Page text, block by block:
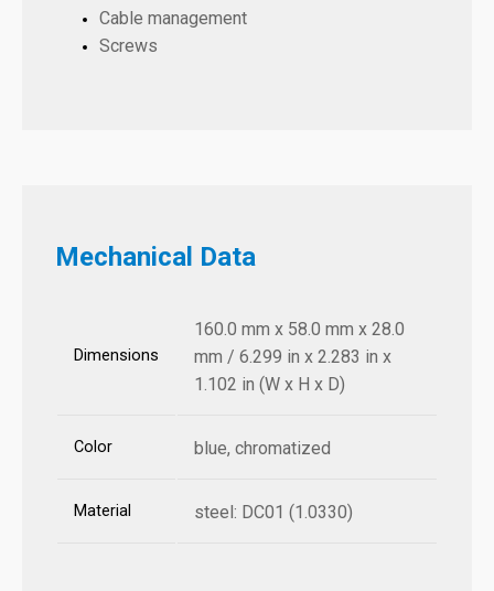
Cable management
Screws
Mechanical Data
Dimensions
160.0 mm x 58.0 mm x 28.0
mm / 6.299 in x 2.283 in x
1.102 in (W x H x D)
Color blue, chromatized
Material steel: DC01 (1.0330)